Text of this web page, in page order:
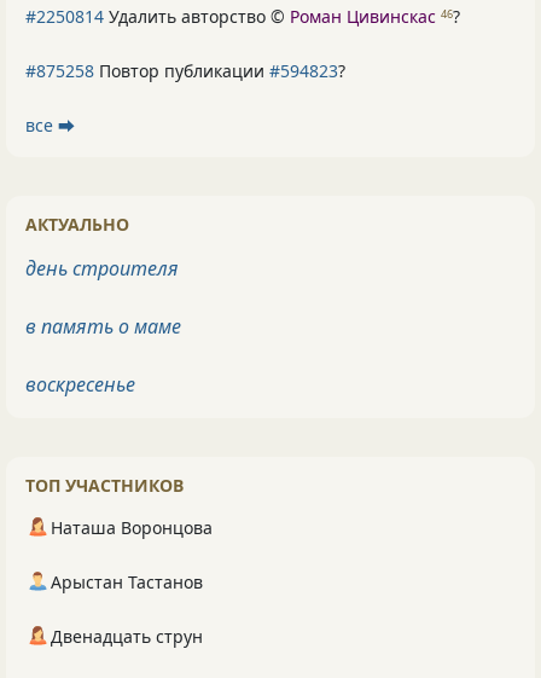
#2250814 Удалить авторство © Роман Цивинскас 46?
#875258 Повтор публикации #594823?
все ⮕
АКТУАЛЬНО
день строителя
в память о маме
воскресенье
ТОП УЧАСТНИКОВ
Наташа Воронцова
Арыстан Тастанов
Двенадцать струн